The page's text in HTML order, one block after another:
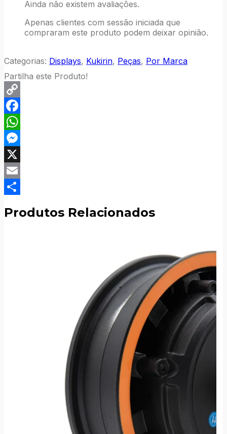
Ainda não existem avaliações.
Apenas clientes com sessão iniciada que
compraram este produto podem deixar opinião.
Categorias: Displays, Kukirin, Peças, Por Marca
Partilha este Produto!
Copy
Link
Facebook
WhatsApp
Messenger
X
Email
Produtos Relacionados